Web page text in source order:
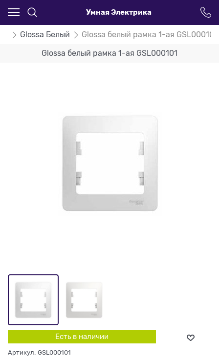
Умная Электрика
Glossa Белый Glossa белый рамка 1-ая GSL000101
Glossa белый рамка 1-ая GSL000101
Есть в наличии
Артикул: GSL000101